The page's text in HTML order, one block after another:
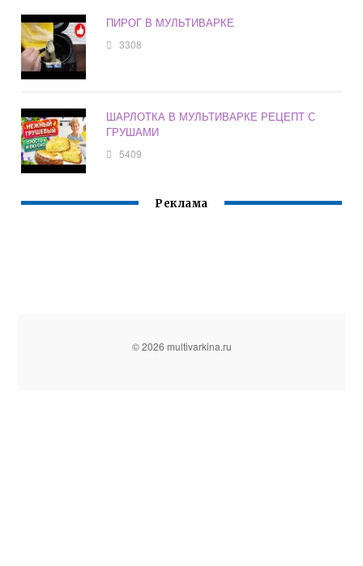
ПИРОГ В МУЛЬТИВАРКЕ
3308
ШАРЛОТКА В МУЛЬТИВАРКЕ РЕЦЕПТ С
ГРУШАМИ
5409
Реклама
© 2026 multivarkina.ru